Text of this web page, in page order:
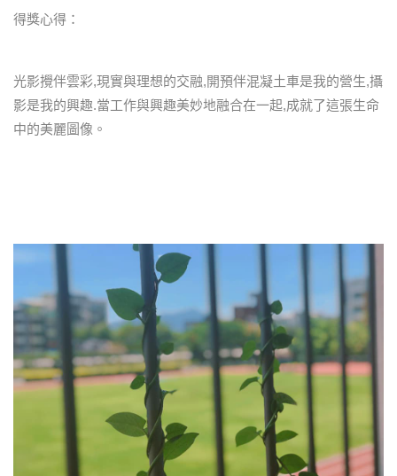
得獎心得：
光影攪伴雲彩,現實與理想的交融,開預伴混凝土車是我的營生,攝
影是我的興趣.當工作與興趣美妙地融合在一起,成就了這張生命
中的美麗圖像。